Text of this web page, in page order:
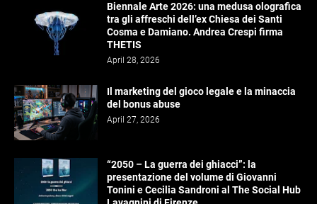
Biennale Arte 2026: una medusa olografica
tra gli affreschi dell’ex Chiesa dei Santi
Cosma e Damiano. Andrea Crespi firma
THETIS
April 28, 2026
Il marketing del gioco legale e la minaccia
del bonus abuse
April 27, 2026
“2050 – La guerra dei ghiacci”: la
presentazione del volume di Giovanni
Tonini e Cecilia Sandroni al The Social Hub